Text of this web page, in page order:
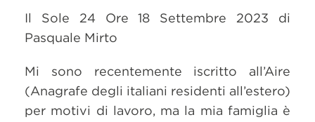
Il Sole 24 Ore 18 Settembre 2023 di
Pasquale Mirto
Mi sono recentemente iscritto all’Aire
(Anagrafe degli italiani residenti all’estero)
per motivi di lavoro, ma la mia famiglia è